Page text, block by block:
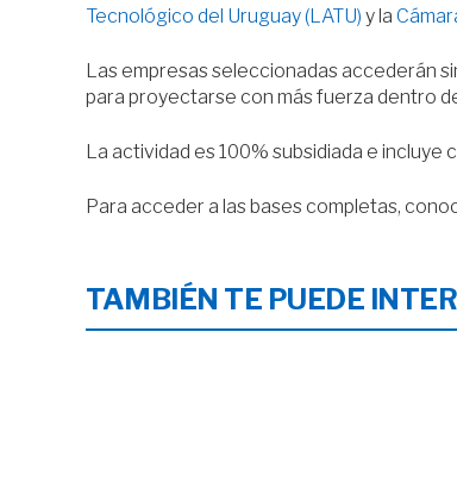
Tecnológico del Uruguay (LATU) y la
Las empresas seleccionadas accederán
para proyectarse con más fuerza dentro
La actividad es 100% subsidiada e
Para acceder a las bases completas,
TAMBIÉN TE PUEDE